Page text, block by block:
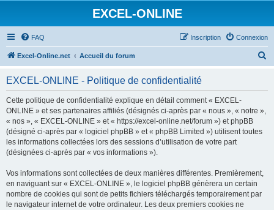
EXCEL-ONLINE
FAQ Connexion
Inscription
Excel-Online.net Accueil du forum
EXCEL-ONLINE - Politique de confidentialité
Cette politique de confidentialité explique en détail comment « EXCEL-
ONLINE » et ses partenaires affiliés (désignés ci-après par « nous », « notre »,
« nos », « EXCEL-ONLINE » et « https://excel-online.net/forum ») et phpBB
(désigné ci-après par « logiciel phpBB » et « phpBB Limited ») utilisent toutes
les informations collectées lors des sessions d’utilisation de votre part
(désignées ci-après par « vos informations »).
Vos informations sont collectées de deux manières différentes. Premièrement,
en naviguant sur « EXCEL-ONLINE », le logiciel phpBB génèrera un certain
nombre de cookies qui sont de petits fichiers téléchargés temporairement par
le navigateur internet de votre ordinateur. Les deux premiers cookies ne